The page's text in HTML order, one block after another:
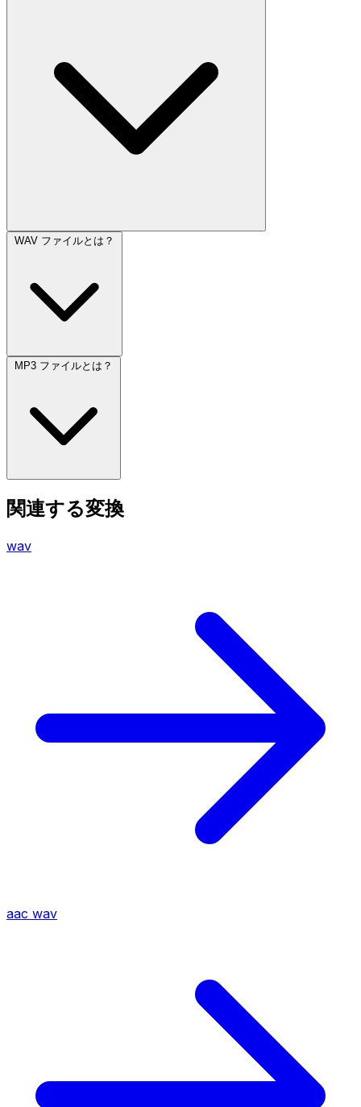
WAV ファイルとは？
MP3 ファイルとは？
関連する変換
wav
aac wav